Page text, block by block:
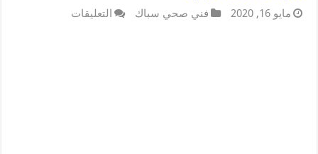
مايو 16, 2020 فني صحي سباك التعليقات